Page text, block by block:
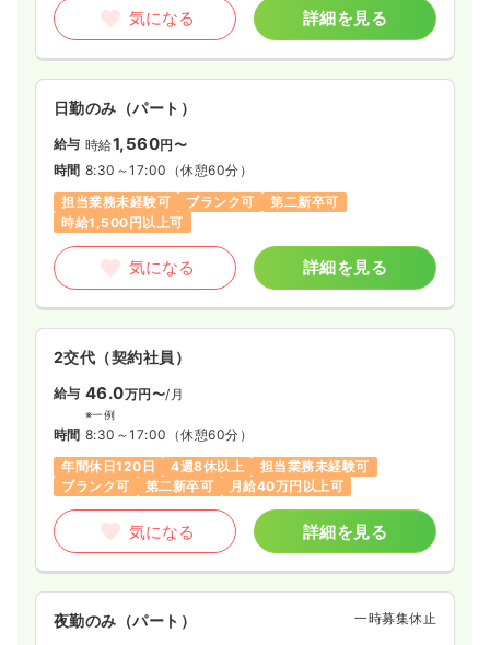
気になる 詳細を見る
日勤のみ（パート）
給与 時給1,560円〜
時間 8:30～17:00 （休憩60分）
担当業務未経験可
ブランク可
第二新卒可
時給1,500円以上可
気になる 詳細を見る
2交代（契約社員）
給与 46.0万円〜/月
※一例
時間 8:30～17:00 （休憩60分）
年間休日120日
4週8休以上
担当業務未経験可
ブランク可
第二新卒可 月給40万円以上可
気になる 詳細を見る
夜勤のみ（パート） 一時募集休止